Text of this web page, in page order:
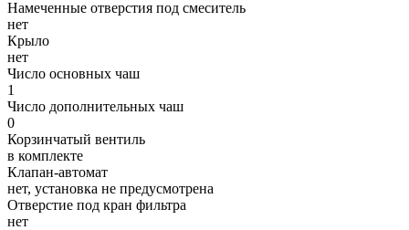
Намеченные отверстия под смеситель
нет
Крыло
нет
Число основных чаш
1
Число дополнительных чаш
0
Корзинчатый вентиль
в комплекте
Клапан-автомат
нет, установка не предусмотрена
Отверстие под кран фильтра
нет